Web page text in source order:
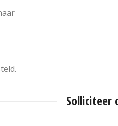
Solliciteer